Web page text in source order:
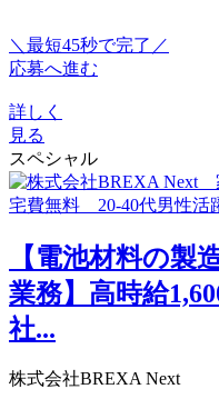
＼最短45秒で完了／
応募へ進む
詳しく
見る
スペシャル
【電池材料の製
業務】高時給
社...
株式会社BREXA Next